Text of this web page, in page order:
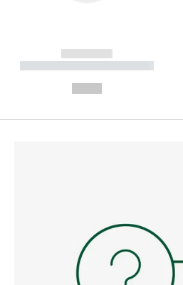
------------
----------- ----------- --------